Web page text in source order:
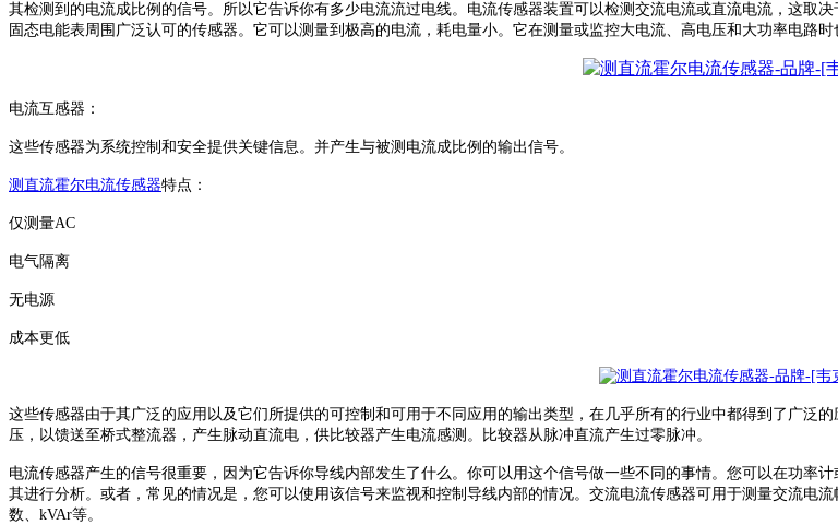
其检测到的电流成比例的信号。所以它告诉你有多少电流流过电线。电流传感器装置可以检测交流电流或直流电流，这取决
固态电能表周围 广泛认可的传感器。它可以测量到极高的电流，耗电量小。它在测量或监控大电流、高电压和大功率电路时
电流互感器：
这些传感器为系统控制和安全提供关键信息。并产生与被测电流成比例的输出信号。
测直流霍尔电流传感器特点：
仅测量AC
电气隔离
无电源
成本更低
这些传感器由于其广泛的应用以及它们所提供的可控制和可用于不同应用的输出类型，在几乎所有的行业中都得到了广泛的
压，以馈送至桥式整流器，产生脉动直流电，供比较器产生电流感测。比较器从脉冲直流产生过零脉冲。
电流传感器产生的信号很重要，因为它告诉你导线内部发生了什么。你可以用这个信号做一些不同的事情。您可以在功率
其进行分析。或者，常见的情况是，您可以使用该信号来监视和控制导线内部的情况。交流电流传感器可用于测量交流电
数、 kVAr等。